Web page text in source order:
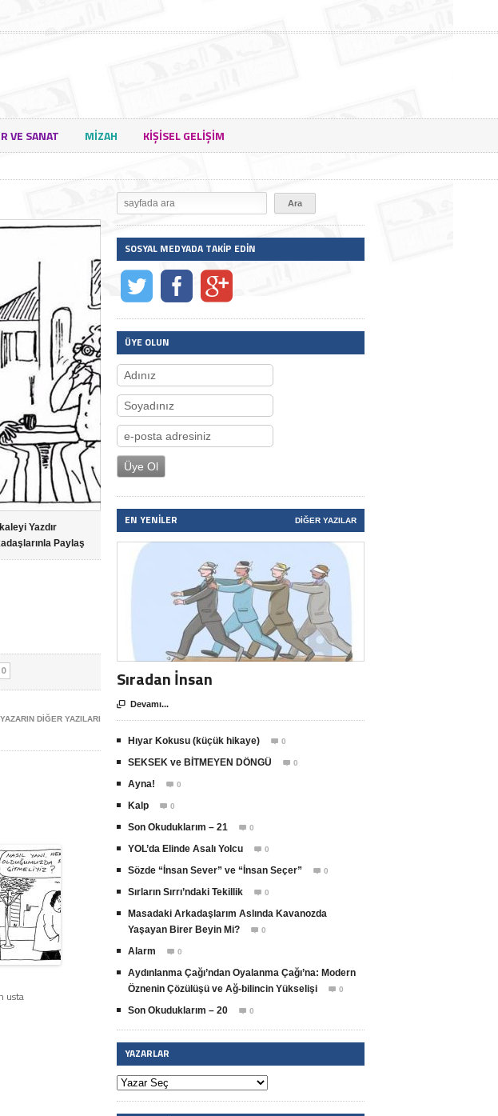
VE SANAT MIZAH KIŞISEL GELIŞIM
Yazdır
Paylaş
0
YAZARIN DIĞER YAZILARI
usta
SOSYAL MEDYADA TAKIP EDIN
ÜYE OLUN
EN YENILER DIĞER YAZILAR
Sıradan İnsan
 Devamı...
Hıyar Kokusu (küçük hikaye)  0
SEKSEK ve BİTMEYEN DÖNGÜ  0
Ayna!  0
Kalp  0
Son Okuduklarım – 21  0
YOL’da Elinde Asalı Yolcu  0
Sözde “İnsan Sever” ve “İnsan Seçer”  0
Sırların Sırrı’ndaki Tekillik  0
Masadaki Arkadaşlarım Aslında Kavanozda
Yaşayan Birer Beyin Mi?
 0
Alarm  0
Aydınlanma Çağı’ndan Oyalanma Çağı’na: Modern
Öznenin Çözülüşü ve Ağ-bilincin Yükselişi
 0
Son Okuduklarım – 20  0
YAZARLAR